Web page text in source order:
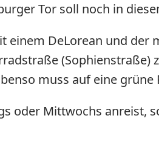
Tor soll noch in
einem DeLorean und
muss auf eine
oder Mittwochs anreist,